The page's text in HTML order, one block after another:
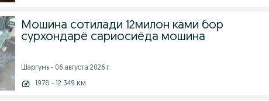
Мошина сотилади 12милон ками бор
сурхондарё сариосиёда мошина
Шаргунь - 06 августа 2026 г.
1978 - 12 349 км